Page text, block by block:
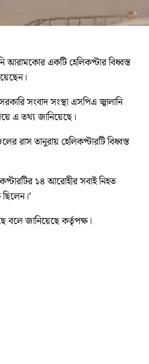
আরামকোর একটি হেলিকপ্টার বিধ্বস্ত
সংবাদ সংস্থা এসপিএ জ্বালানি
এ তথ্য জানিয়েছে।
রাস তানুরায় হেলিকপ্টারটি বিধ্বস্ত
১৪ আরোহীর সবাই নিহত
বলে জানিয়েছে কর্তৃপক্ষ।